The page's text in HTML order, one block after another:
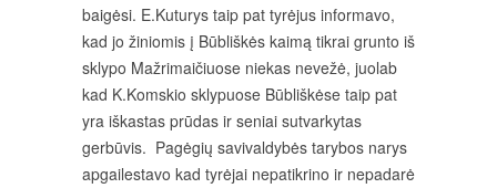
baigėsi. E.Kuturys taip pat tyrėjus informavo,
kad jo žiniomis į Būbliškės kaimą tikrai grunto iš
sklypo Mažrimaičiuose niekas nevežė, juolab
kad K.Komskio sklypuose Būbliškėse taip pat
yra iškastas prūdas ir seniai sutvarkytas
gerbūvis. Pagėgių savivaldybės tarybos narys
apgailestavo kad tyrėjai nepatikrino ir nepadarė